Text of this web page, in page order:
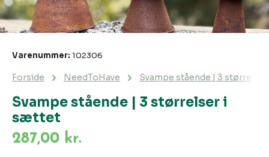
Svampe stående | 3 størrelser i
sættet
Forside NeedToHave Svampe stående | 3
Varenummer: 102306
287,00 kr.